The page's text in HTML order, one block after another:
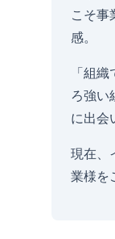
こそ事
感。
「組
ろ強い
に出会
現在、
業様を